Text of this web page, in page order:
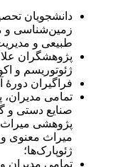
دانشجویان
زمین‌شناسی و
طبیعی و
پژوهشگران
ژئوتوریسم و
فراگیران
تمامی
صنایع دستی و
پژوهشی میراث
میراث معنوی و
ژئوپارک‌ها؛
تمامی مدیران